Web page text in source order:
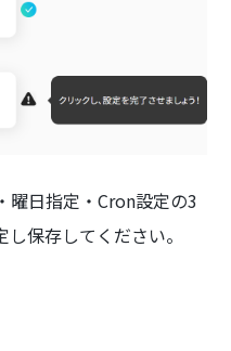
曜日指定・Cron設定の3
保存してください。